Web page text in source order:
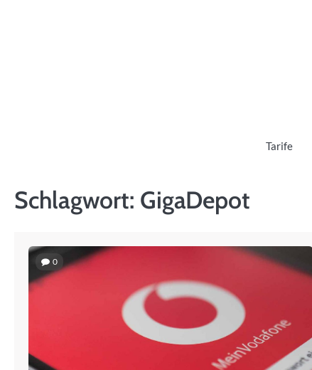
Tarife
Schlagwort: GigaDepot
0